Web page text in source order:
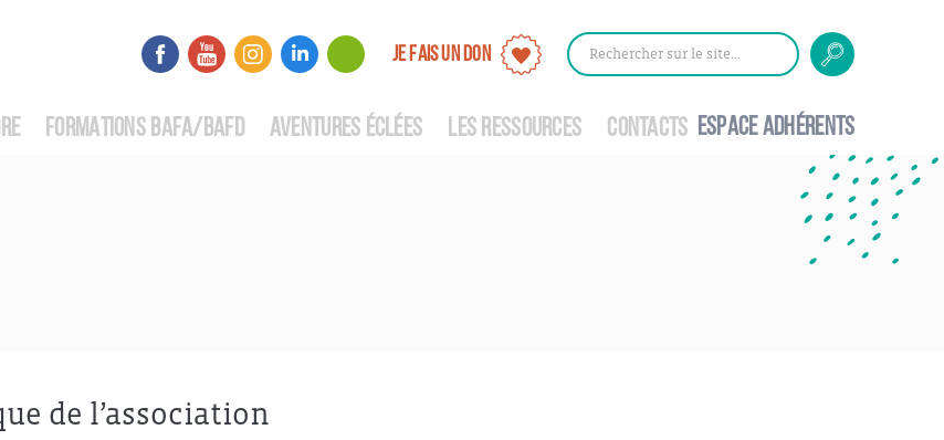
FORMATIONS BAFA/BAFD AVENTURES ÉCLÉES LES RESSOURCES CONTACTS
JE FAIS UN DON
ESPACE ADHÉRENTS
Rechercher
site
Rechercher
de l’association